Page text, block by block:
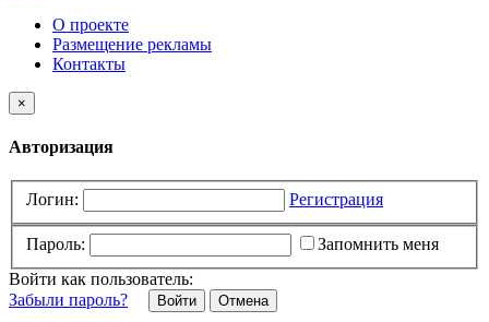
О проекте
Размещение рекламы
Контакты
×
Авторизация
Логин: Регистрация
Пароль:
Запомнить меня
Войти как пользователь:
Забыли пароль?
Отмена